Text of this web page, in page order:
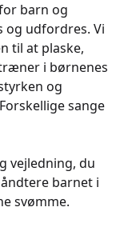
barn og
og udfordres. Vi
til at plaske,
i børnenes
og
sange
vejledning, du
barnet i
svømme.